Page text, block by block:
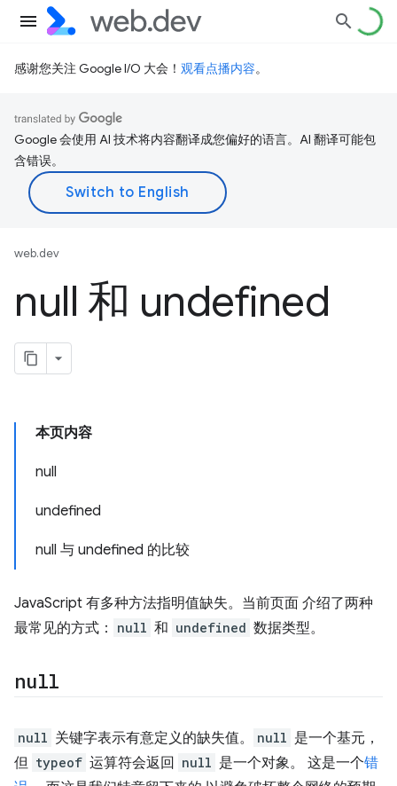
感谢您关注 Google I/O 大会！ 观看点播内容。
Google 会使用 AI 技术将内容翻译成您偏好的语言。AI 翻译可能包
含错误。
web.dev
null 和 undefined
本页内容
null
undefined
null 与 undefined 的比较
JavaScript 有多种方法指明值缺失。当前页面 介绍了两种
最常见的方式：
null 和 undefined 数据类型。
null
null 关键字表示有意定义的缺失值。 null 是一个基元，
但 typeof 运算符会返回 null 是一个对象。 这是一个错